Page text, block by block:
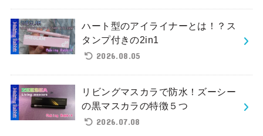
ハート型のアイライナーとは！？ス
タンプ付きの2in1
2026.08.05
リビングマスカラで防水！ズーシー
の黒マスカラの特徴５つ
2026.07.08